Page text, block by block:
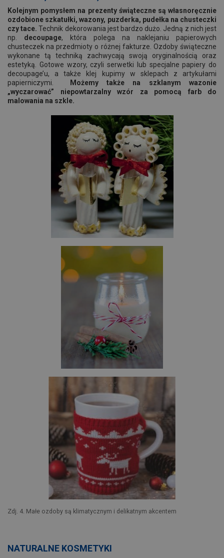
Kolejnym pomysłem na prezenty świąteczne są własnoręcznie
ozdobione szkatułki, wazony, puzderka, pudełka na chusteczki
czy tace. Technik dekorowania jest bardzo dużo. Jedną z nich jest
np. decoupage, która polega na naklejaniu papierowych
chusteczek na przedmioty o różnej fakturze. Ozdoby świąteczne
wykonane tą techniką zachwycają swoją oryginalnością oraz
estetyką. Gotowe wzory, czyli serwetki lub specjalne papiery do
decoupage’u, a także klej kupimy w sklepach z artykułami
papierniczymi.
Możemy także na szklanym wazonie
„wyczarować” niepowtarzalny wzór za pomocą farb do
malowania na szkle.
Zdj. 4. Małe ozdoby są klimatycznym i delikatnym akcentem
NATURALNE KOSMETYKI